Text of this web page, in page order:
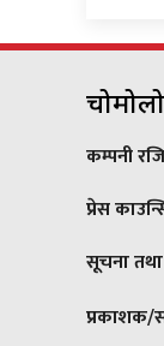
कम्पनी
प्रेस
सूचना तथा
प्रकाशक/